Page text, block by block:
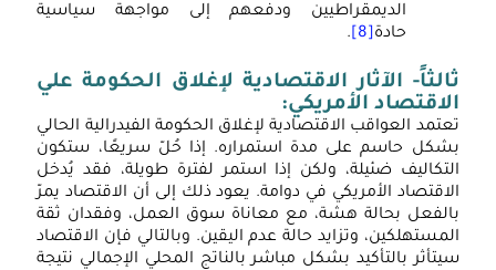
الديمقراطيين ودفعهم إلى مواجهة سياسية
.
الآثار الاقتصادية لإغلاق الحكومة علي
الأمريكي:
العواقب الاقتصادية لإغلاق الحكومة الفيدرالية الحالي
حاسم على مدة استمراره. إذا حُلّ سريعًا، ستكون
ضئيلة، ولكن إذا استمر لفترة طويلة، فقد يُدخل
الأمريكي في دوامة. يعود ذلك إلى أن الاقتصاد يمرّ
بحالة هشة، مع معاناة سوق العمل، وفقدان ثقة
وتزايد حالة عدم اليقين. وبالتالي فإن الاقتصاد
بالتأكيد بشكل مباشر بالناتج المحلي الإجمالي نتيجة